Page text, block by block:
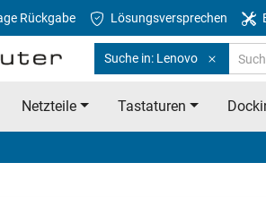
Rückgabe Lösungsversprechen
Suche in: Lenovo
Netzteile Tastaturen